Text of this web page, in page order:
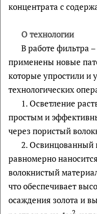
концентрата с
О технологии
В работе фильтра
применены новые
которые упростили
технологических
1. Осветление
простым и
через пористый
2.
равномерно
волокнистый
что обеспечивает
осаждения золота и